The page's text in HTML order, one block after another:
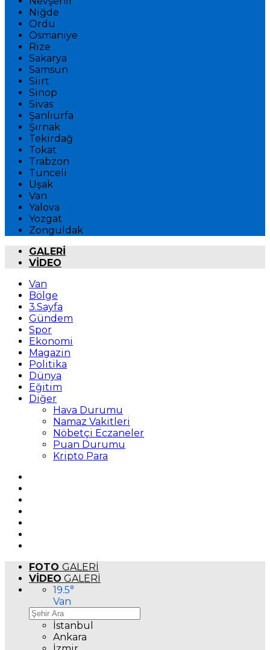
Niğde
Ordu
Osmaniye
Rize
Sakarya
Samsun
Siirt
Sinop
Sivas
Şanlıurfa
Şırnak
Tekirdağ
Tokat
Trabzon
Tunceli
Uşak
Van
Yalova
Yozgat
Zonguldak
GALERİ
VİDEO
Van
Bölge
3.Sayfa
Gündem
Spor
Ekonomi
Magazin
Politika
Dünya
Eğitim
Diğer
Hava Durumu
Namaz Vakitleri
Nöbetçi Eczaneler
Puan Durumu
Kripto Para
FOTO GALERİ
VİDEO GALERİ
19.5°
Van
İstanbul
Ankara